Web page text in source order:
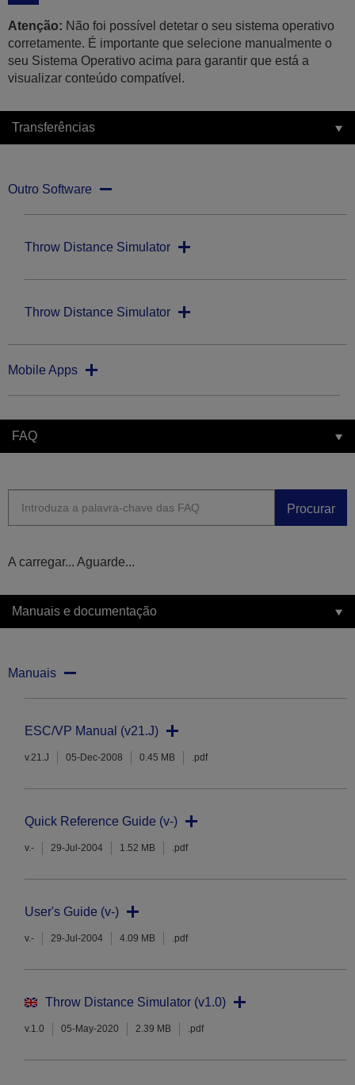
Atenção: Não foi possível detetar o seu sistema operativo
corretamente. É importante que selecione manualmente o
seu Sistema Operativo acima para garantir que está a
visualizar conteúdo compatível.
Transferências
Outro Software
Throw Distance Simulator
Throw Distance Simulator
Mobile Apps
FAQ
Procurar
A carregar... Aguarde...
Manuais e documentação
Manuais
ESC/VP Manual (v21.J)
v.21.J 05-Dec-2008 0.45 MB .pdf
Quick Reference Guide (v-)
v.- 29-Jul-2004 1.52 MB .pdf
User's Guide (v-)
v.- 29-Jul-2004 4.09 MB .pdf
Throw Distance Simulator (v1.0)
v.1.0 05-May-2020 2.39 MB .pdf